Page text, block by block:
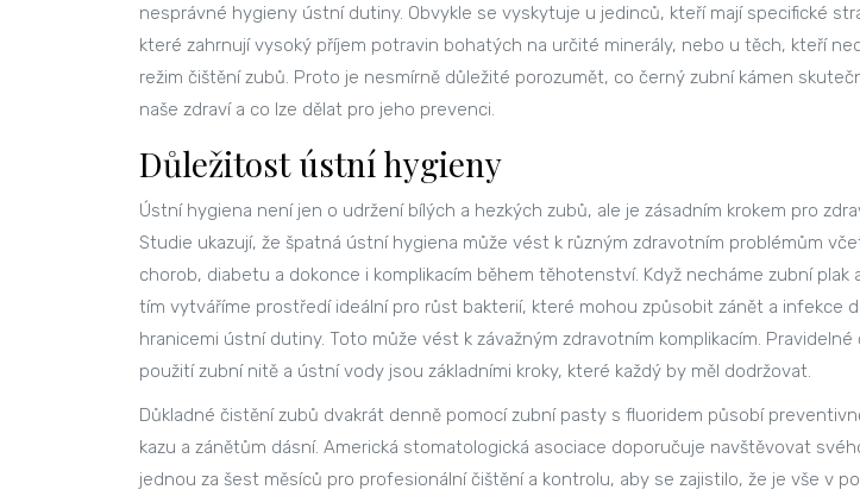
nesprávné hygieny ústní dutiny. Obvykle se vyskytuje u jedinců, kteří mají specifické
které zahrnují vysoký příjem potravin bohatých na určité minerály, nebo u těch, kteří
režim čištění zubů. Proto je nesmírně důležité porozumět, co černý zubní kámen
naše zdraví a co lze dělat pro jeho prevenci.
Důležitost ústní hygieny
Ústní hygiena není jen o udržení bílých a hezkých zubů, ale je zásadním krokem pro
Studie ukazují, že špatná ústní hygiena může vést k různým zdravotním problémům
chorob, diabetu a dokonce i komplikacím během těhotenství. Když necháme zubní plak
tím vytváříme prostředí ideální pro růst bakterií, které mohou způsobit zánět a infekce
hranicemi ústní dutiny. Toto může vést k závažným zdravotním komplikacím. Pravidelné
použití zubní nitě a ústní vody jsou základními kroky, které každý by měl dodržovat.
Důkladné čistění zubů dvakrát denně pomocí zubní pasty s fluoridem působí
kazu a zánětům dásní. Americká stomatologická asociace doporučuje navštěvovat
jednou za šest měsíců pro profesionální čištění a kontrolu, aby se zajistilo, že je vše v